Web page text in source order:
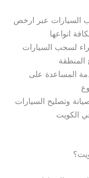
السيارات عبر ارخص
انواعها
لسحب السيارات
المنطقة
المساعدة على
وتصليح السيارات
الكويت